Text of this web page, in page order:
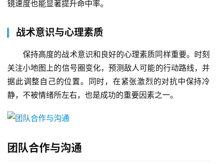
镜速度也能显著提升命中率。
战术意识与心理素质
保持高度的战术意识和良好的心理素质同样重要。时刻
关注小地图上的信号圈变化，预测敌人可能的行动路线，并
据此调整自己的位置。同时，在紧张激烈的对抗中保持冷
静，不被情绪所左右，也是成功的重要因素之一。
团队合作与沟通